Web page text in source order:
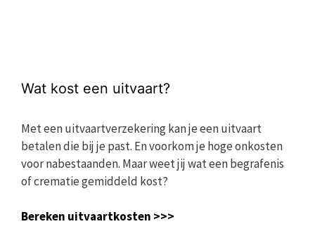
Wat kost een uitvaart?
Met een uitvaartverzekering kan je een uitvaart
betalen die bij je past. En voorkom je hoge onkosten
voor nabestaanden. Maar weet jij wat een begrafenis
of crematie gemiddeld kost?
Bereken uitvaartkosten >>>